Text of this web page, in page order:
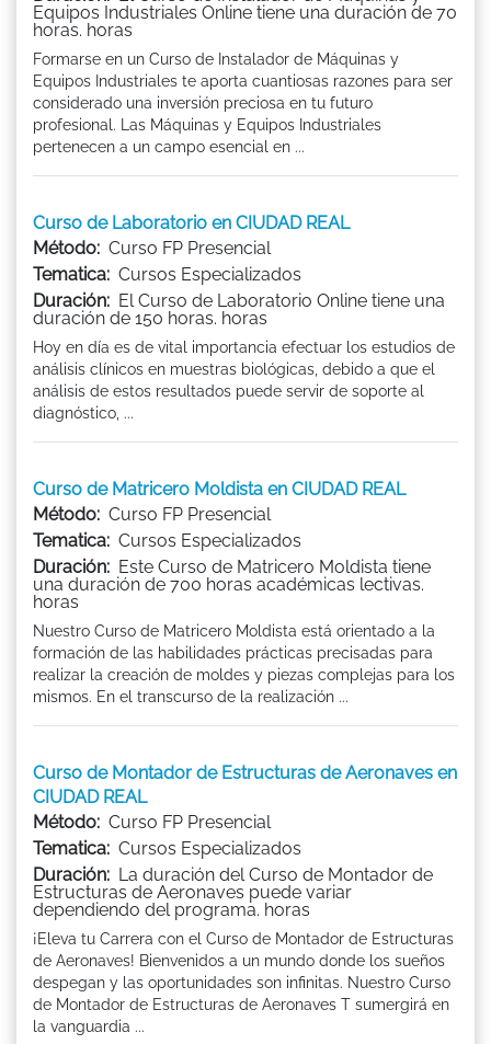
Equipos Industriales Online tiene una duración de 70
horas. horas
Formarse en un Curso de Instalador de Máquinas y
Equipos Industriales te aporta cuantiosas razones para ser
considerado una inversión preciosa en tu futuro
profesional. Las Máquinas y Equipos Industriales
pertenecen a un campo esencial en ...
Curso de Laboratorio en CIUDAD REAL
Método: Curso FP Presencial
Tematica: Cursos Especializados
Duración: El Curso de Laboratorio Online tiene una
duración de 150 horas. horas
Hoy en día es de vital importancia efectuar los estudios de
análisis clínicos en muestras biológicas, debido a que el
análisis de estos resultados puede servir de soporte al
diagnóstico, ...
Curso de Matricero Moldista en CIUDAD REAL
Método: Curso FP Presencial
Tematica: Cursos Especializados
Duración: Este Curso de Matricero Moldista tiene
una duración de 700 horas académicas lectivas.
horas
Nuestro Curso de Matricero Moldista está orientado a la
formación de las habilidades prácticas precisadas para
realizar la creación de moldes y piezas complejas para los
mismos. En el transcurso de la realización ...
Curso de Montador de Estructuras de Aeronaves en
CIUDAD REAL
Método: Curso FP Presencial
Tematica: Cursos Especializados
Duración: La duración del Curso de Montador de
Estructuras de Aeronaves puede variar
dependiendo del programa. horas
¡Eleva tu Carrera con el Curso de Montador de Estructuras
de Aeronaves! Bienvenidos a un mundo donde los sueños
despegan y las oportunidades son infinitas. Nuestro Curso
de Montador de Estructuras de Aeronaves T sumergirá en
la vanguardia ...